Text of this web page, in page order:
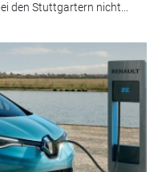
den Stuttgartern nicht...